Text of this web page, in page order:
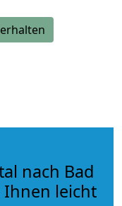
nach Bad
Ihnen leicht